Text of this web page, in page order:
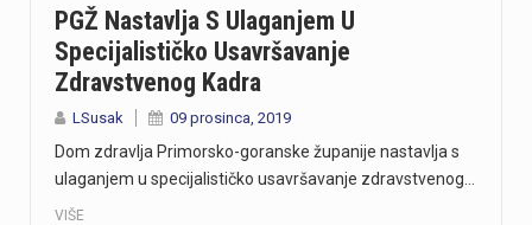
PGŽ Nastavlja S Ulaganjem U
Specijalističko Usavršavanje
Zdravstvenog Kadra
LSusak 09 prosinca, 2019
Dom zdravlja Primorsko-goranske županije nastavlja s
ulaganjem u specijalističko usavršavanje zdravstvenog…
VIŠE